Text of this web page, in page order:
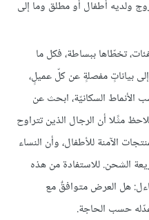
ولديه أطفال أو مطلّق وما إلى
تخطّاها ببساطة، فكل ما
بياناتٍ مفصلةٍ عن كلّ عميلٍ،
السكانيّة، ابحث عن
مثًلا أن الرجال الذين تتراوح
يُفضلون المنتجات الآمنة للأطفال، وأن النساء
سريعة الشحن. للاستفادة من هذه
هل العرض متوافقٌ مع
حسب الحاجة.